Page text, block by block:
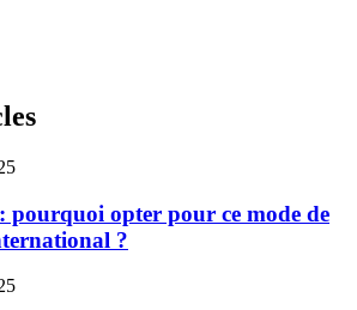
pourquoi opter pour ce mode de
?